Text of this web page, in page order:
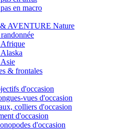
en macro
AVENTURE Nature
Afrique
& frontales
d'occasion
vues d'occasion
colliers d'occasion
d'occasion
d'occasion